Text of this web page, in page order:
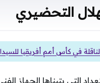
التحضيري
في كأس أمم أفريقيا
التي يتبناها الجهاز